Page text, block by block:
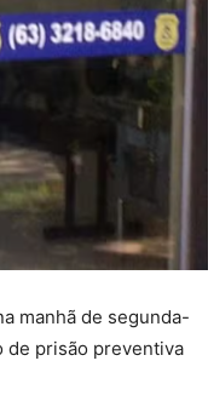
manhã de segunda-
de prisão preventiva